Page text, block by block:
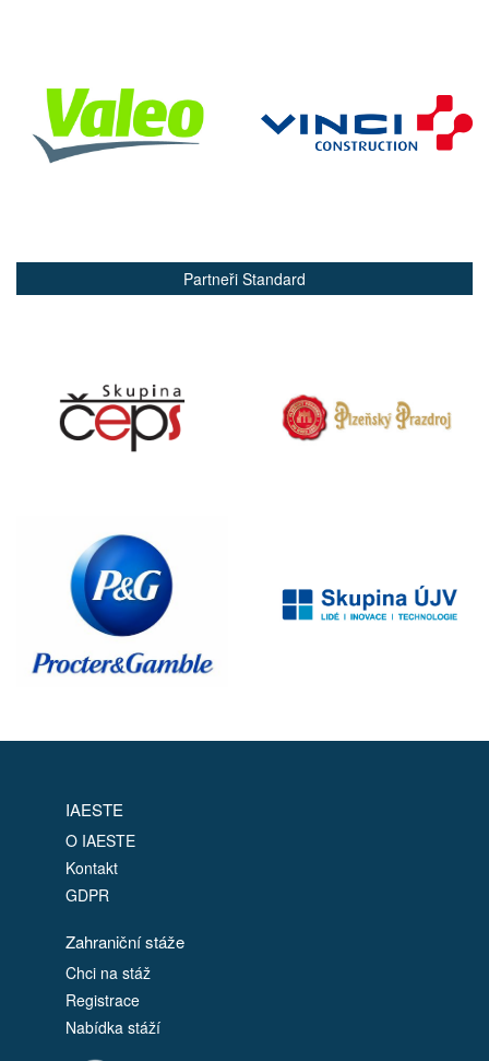
Partneři Standard
IAESTE
O IAESTE
Kontakt
GDPR
Zahraniční stáže
Chci na stáž
Registrace
Nabídka stáží